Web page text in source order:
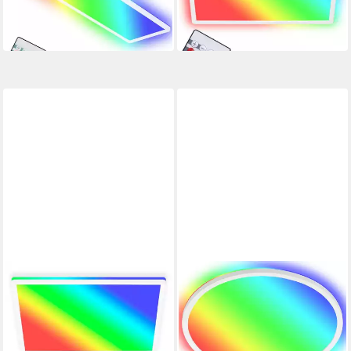
in 3-4 Werktagen bei dir
in 3-4 Werktagen bei dir
BRILONER LEUCHTEN
LED Deckenleuchte 7091416
ab 49,69 € UVP69,95 €
-29%
in 3-4 Werktagen bei dir
BRILONER LEUCHTEN
LED Deckenleuchte 7092-
416
ab 41,84 € UVP 54,95 €
-24%